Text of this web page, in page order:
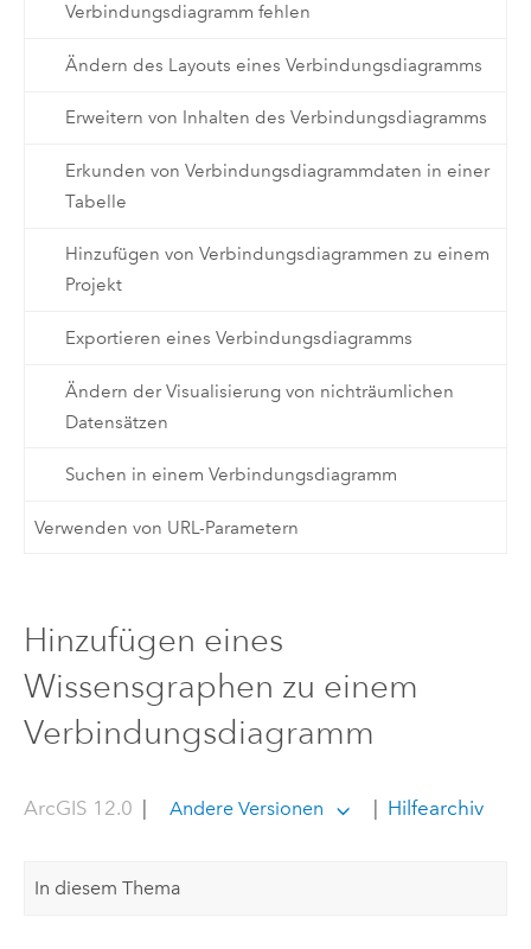
Verbindungsdiagramm fehlen
Ändern des Layouts eines Verbindungsdiagramms
Erweitern von Inhalten des Verbindungsdiagramms
Erkunden von Verbindungsdiagrammdaten in einer
Tabelle
Hinzufügen von Verbindungsdiagrammen zu einem
Projekt
Exportieren eines Verbindungsdiagramms
Ändern der Visualisierung von nichträumlichen
Datensätzen
Suchen in einem Verbindungsdiagramm
Verwenden von URL-Parametern
Hinzufügen eines
Wissensgraphen zu einem
Verbindungsdiagramm
ArcGIS 12.0 | Andere Versionen | Hilfearchiv
In diesem Thema